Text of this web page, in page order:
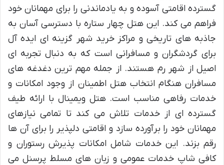
گسترده اقامتی آسوده و به یادماندنی را برای مهمانان خود
فراهم می کند. این هتل چهار ستاره با دسترسی آسان به
جاذبه های تاریخی و مراکز خرید شهر گزینه ای ایده آل
برای گردشگران و مسافرانی است که به دنبال تجربه ای
اصیل از شهر رم هستند. از جمله مهم ترین دغدغه های
مسافران هنگام انتخاب هتل اطمینان از وجود امکانات و
خدمات رفاهی مناسب است. هتل ویمینال با ارائه طیف
گسترده ای از خدمات تلاش می کند تا تمامی نیازهای
مهمانان خود را برآورده سازد و اقامتی دلپذیر را برای آن ها
رقم بزند. این خدمات شامل امکانات پذیرش رستوران و
کافی شاپ خدمات عمومی و زبان های مسلط پرسنل می